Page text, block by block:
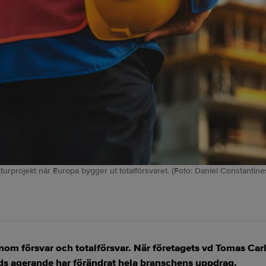
när Europa bygger ut totalförsvaret. (Foto: Daniel
försvar och totalförsvar. När företagets vd Tomas
agerande har förändrat hela branschens uppdrag.